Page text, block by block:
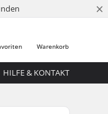
×
Warenkorb
HILFE & KONTAKT